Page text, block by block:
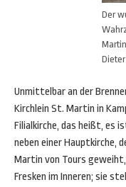
Der
Unmittelbar an der
Kirchlein St. Martin in
Filialkirche, das heißt, es
neben einer Hauptkirche,
Martin von Tours
Fresken im Inneren; sie